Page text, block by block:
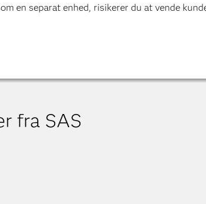
en separat enhed, risikerer du at vende
fra SAS